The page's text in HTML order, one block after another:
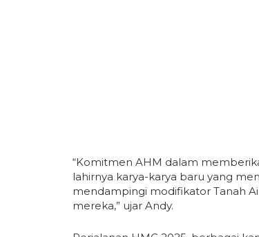
“Komitmen AHM dalam
lahirnya karya-karya baru yang
mendampingi modifikator Tanah
mereka,” ujar Andy.